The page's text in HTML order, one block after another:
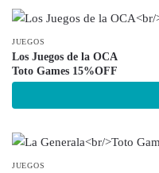
JUEGOS
Los Juegos de la OCA
Toto Games 15%OFF
JUEGOS